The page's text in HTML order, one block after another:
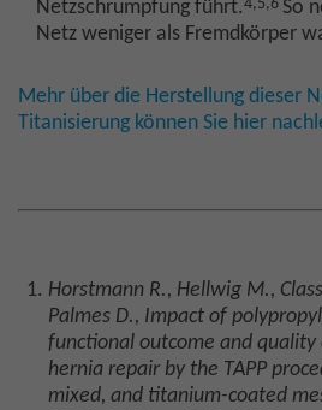
Netzschrumpfung führt.4,5,6 So
Netz weniger als Fremdkörper
Mehr über die Herstellung dieser
Titanisierung können Sie hier
Horstmann R., Hellwig M.,
Palmes D., Impact of
functional outcome and
hernia repair by the TAPP
mixed, and titanium-coated